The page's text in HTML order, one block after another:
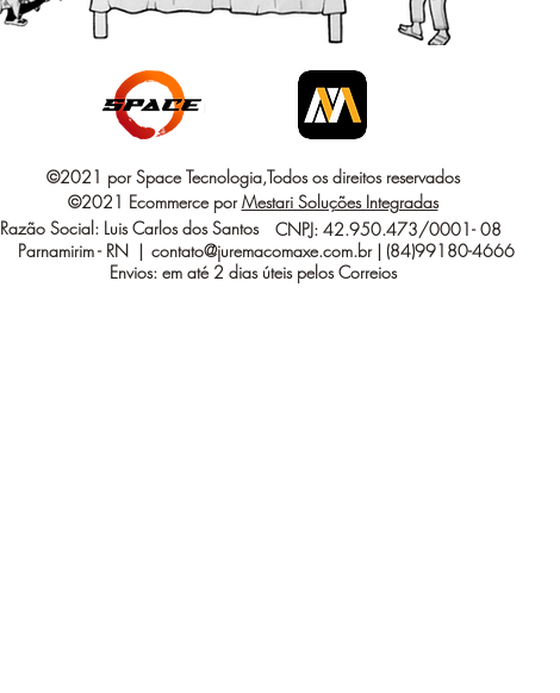
©2021 por Space Tecnologia,Todos os direitos reservados
©2021 Ecommerce porMestari Soluções Integradas
Razão Social: Luis Carlos dos Santos
Parnamirim - RN |
Envios: em até 2 dias úteis pelos Correios
CNPJ: 42.950.473/0001- 08
contato@juremacomaxe.com.br| (84)99180-4666